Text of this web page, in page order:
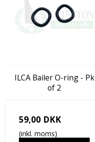
ILCA Bailer O-ring - Pk
of 2
59,00 DKK
(inkl. moms)